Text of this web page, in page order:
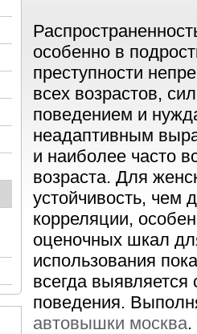
особенно в
преступности
всех возрастов,
поведением и
неадаптивным
и наиболее часто
возраста. Для
устойчивость, чем
корреляции,
оценочных шкал
использования
всегда выявляется
поведения.
автовышки москва.